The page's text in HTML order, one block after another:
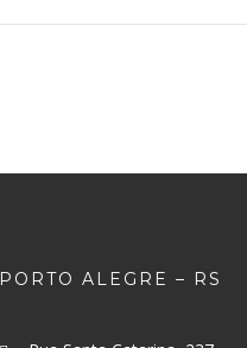
PORTO ALEGRE – RS